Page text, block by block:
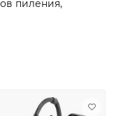
пиления,